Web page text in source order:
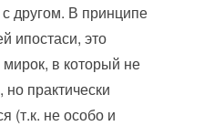
с другом. В принципе
ипостаси, это
в который не
практически
(т.к. не особо и